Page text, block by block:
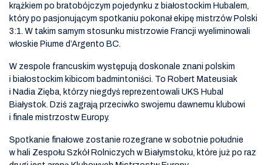
krążkiem po bratobójczym pojedynku z białostockim Hubalem,
który po pasjonującym spotkaniu pokonał ekipę mistrzów Polski
3:1. W takim samym stosunku mistrzowie Francji wyeliminowali
włoskie Piume d’Argento BC.
W zespole francuskim występują doskonale znani polskim
i białostockim kibicom badmintoniści. To Robert Mateusiak
i Nadia Zięba, którzy niegdyś reprezentowali UKS Hubal
Białystok. Dziś zagrają przeciwko swojemu dawnemu klubowi
i finale mistrzostw Europy.
Spotkanie finałowe zostanie rozegrane w sobotnie południe
w hali Zespołu Szkół Rolniczych w Białymstoku, które już po raz